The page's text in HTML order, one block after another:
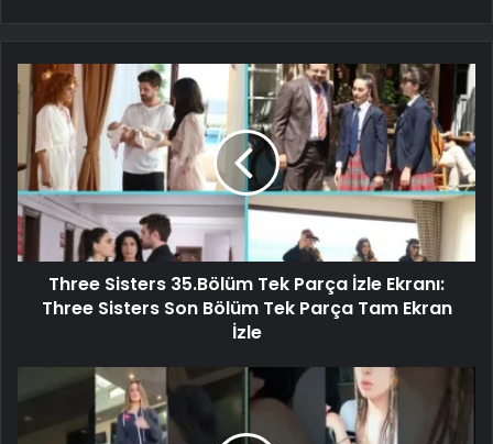
Three Sisters 35.Bölüm Tek Parça İzle Ekranı:
Three Sisters Son Bölüm Tek Parça Tam Ekran
İzle